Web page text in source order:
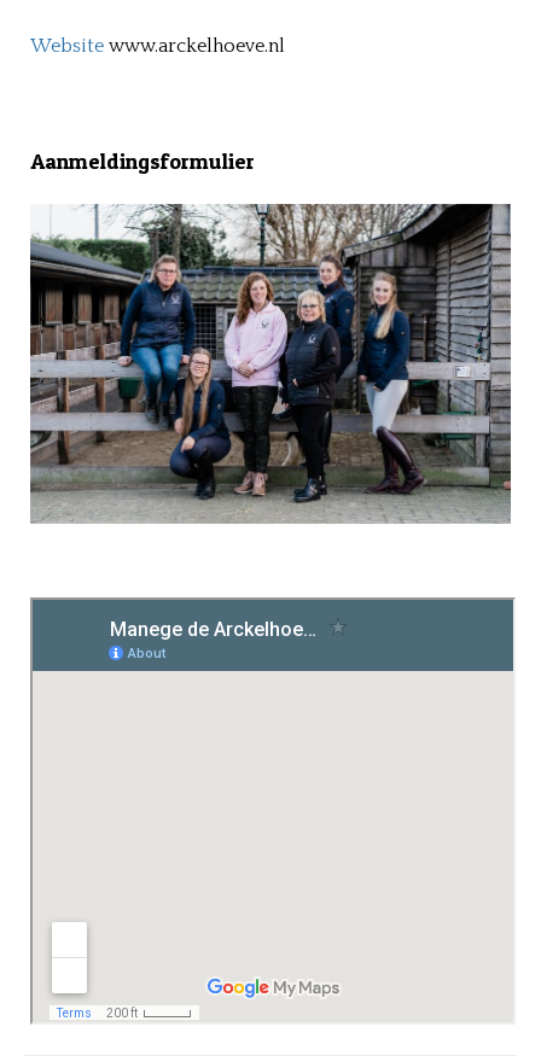
Website www.arckelhoeve.nl
Aanmeldingsformulier